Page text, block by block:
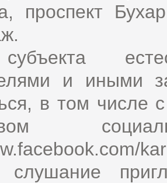
проспект
и иными
в том числе